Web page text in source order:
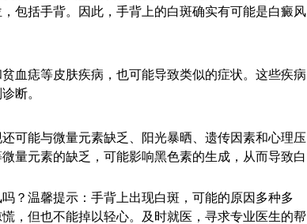
包括手背。因此，手背上的白斑确实有可能是白癜风
痣等皮肤疾病，也可能导致类似的症状。这些疾病
断。
能与微量元素缺乏、阳光暴晒、遗传因素和心理压
量元素的缺乏，可能影响黑色素的生成，从而导致白
温馨提示：手背上出现白斑，可能的原因多种多
，但也不能掉以轻心。及时就医，寻求专业医生的帮